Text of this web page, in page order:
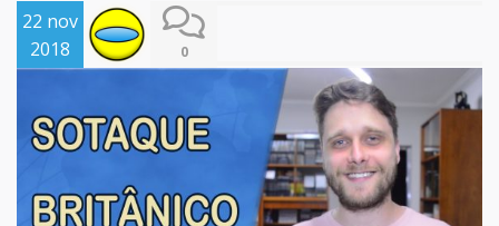
22 nov
2018
0